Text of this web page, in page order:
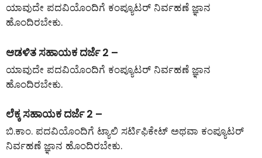
ಯಾವುದೇ ಪದವಿಯೊಂದಿಗೆ ಕಂಪ್ಯೂಟರ್ ನಿರ್ವಹಣೆ ಜ್ಞಾನ
ಹೊಂದಿರಬೇಕು.
ಆಡಳಿತ ಸಹಾಯಕ ದರ್ಜೆ 2 –
ಯಾವುದೇ ಪದವಿಯೊಂದಿಗೆ ಕಂಪ್ಯೂಟರ್ ನಿರ್ವಹಣೆ ಜ್ಞಾನ
ಹೊಂದಿರಬೇಕು.
ಲೆಕ್ಕ ಸಹಾಯಕ ದರ್ಜೆ 2 –
ಬಿ.ಕಾಂ. ಪದವಿಯೊಂದಿಗೆ ಟ್ಯಾಲಿ ಸರ್ಟಿಫಿಕೇಟ್ ಅಥವಾ ಕಂಪ್ಯೂಟರ್
ನಿರ್ವಹಣೆ ಜ್ಞಾನ ಹೊಂದಿರಬೇಕು.